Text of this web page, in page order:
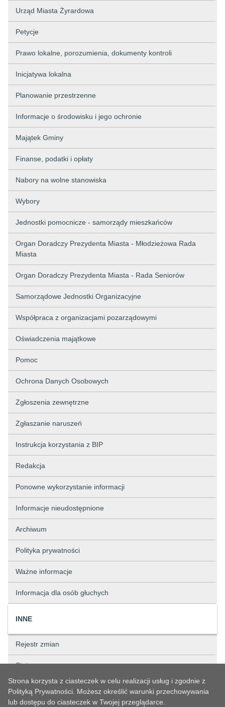
Urząd Miasta Żyrardowa
Petycje
Prawo lokalne, porozumienia, dokumenty kontroli
Inicjatywa lokalna
Planowanie przestrzenne
Informacje o środowisku i jego ochronie
Majątek Gminy
Finanse, podatki i opłaty
Nabory na wolne stanowiska
Wybory
Jednostki pomocnicze - samorządy mieszkańców
Organ Doradczy Prezydenta Miasta - Młodzieżowa Rada
Miasta
Organ Doradczy Prezydenta Miasta - Rada Seniorów
Samorządowe Jednostki Organizacyjne
Współpraca z organizacjami pozarządowymi
Oświadczenia majątkowe
Pomoc
Ochrona Danych Osobowych
Zgłoszenia zewnętrzne
Zgłaszanie naruszeń
Instrukcja korzystania z BIP
Redakcja
Ponowne wykorzystanie informacji
Informacje nieudostępnione
Archiwum
Polityka prywatności
Ważne informacje
Informacja dla osób głuchych
INNE
Rejestr zmian
Status sprawy
Strona korzysta z ciasteczek w celu realizacji usług i zgodnie z
Polityką Prywatności. Możesz określić warunki przechowywania
lub dostępu do ciasteczek w Twojej przeglądarce.